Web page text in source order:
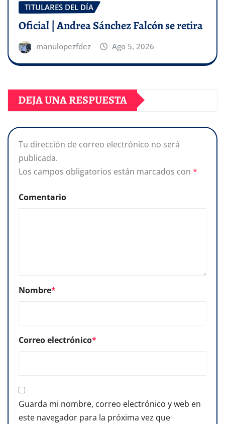
TITULARES DEL DÍA
Oficial | Andrea Sánchez Falcón se retira
manulopezfdez Ago 5, 2026
DEJA UNA RESPUESTA
Tu dirección de correo electrónico no será
publicada.
Los campos obligatorios están marcados con *
Comentario
Nombre*
Correo electrónico*
Guarda mi nombre, correo electrónico y web en
este navegador para la próxima vez que